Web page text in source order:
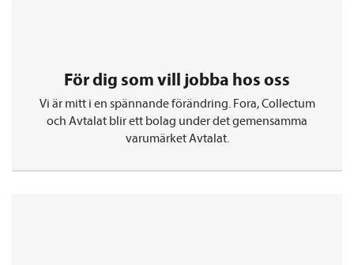
För dig som vill jobba hos oss
Vi är mitt i en spännande förändring. Fora, Collectum
och Avtalat blir ett bolag under det gemen­samma
varumärket Avtalat.